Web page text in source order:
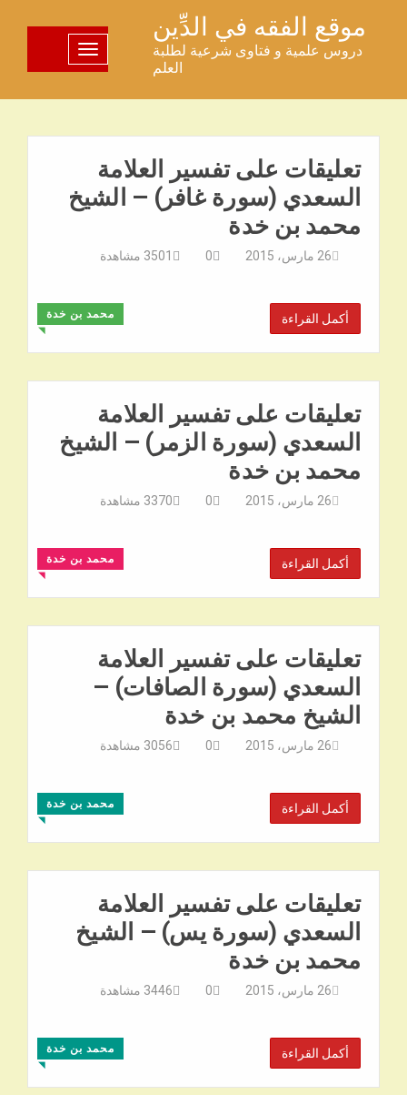
المحتوى
موقع الفقه في الدِّين
دروس علمية و فتاوى شرعية لطلبة
العلم
تبديل اللوحة
تعليقات على تفسير العلامة
السعدي (سورة غافر) – الشيخ
محمد بن خدة
26 مارس، 2015 0
3501 مشاهدة
محمد بن خدة
◥
أكمل القراءة
تعليقات على تفسير العلامة
السعدي (سورة الزمر) – الشيخ
محمد بن خدة
26 مارس، 2015 0
3370 مشاهدة
محمد بن خدة
◥
أكمل القراءة
تعليقات على تفسير العلامة
السعدي (سورة الصافات) –
الشيخ محمد بن خدة
26 مارس، 2015 0
3056 مشاهدة
محمد بن خدة
◥
أكمل القراءة
تعليقات على تفسير العلامة
السعدي (سورة يس) – الشيخ
محمد بن خدة
26 مارس، 2015 0
3446 مشاهدة
محمد بن خدة
◥
أكمل القراءة